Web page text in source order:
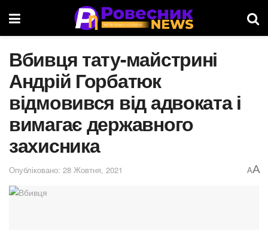
Вбивця тату-майстрині
Андрій Горбатюк
відмовився від адвоката і
вимагає державного
захисника
Опубліковано: 28 Жовтня, 2021 AA